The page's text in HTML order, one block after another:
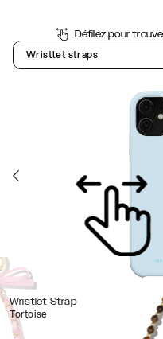
Défilez pour
Wristlet straps
Wristlet Strap
Tortoise